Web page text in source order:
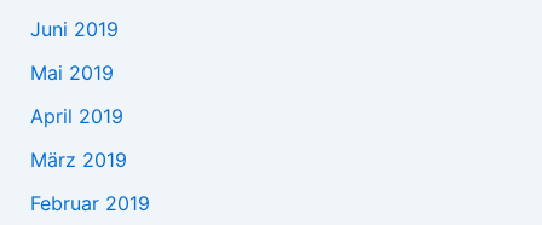
Juni 2019
Mai 2019
April 2019
März 2019
Februar 2019